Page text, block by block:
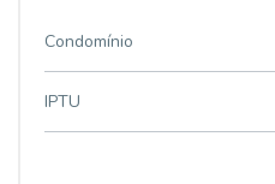
Condomínio
IPTU